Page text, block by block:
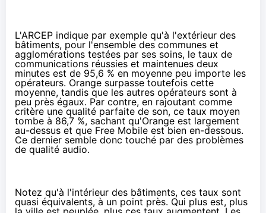
L'ARCEP indique par exemple qu'à l'extérieur des
bâtiments, pour l'ensemble des communes et
agglomérations testées par ses soins, le taux de
communications réussies et maintenues deux
minutes est de 95,6 % en moyenne peu importe les
opérateurs. Orange surpasse toutefois cette
moyenne, tandis que les autres opérateurs sont à
peu près égaux. Par contre, en rajoutant comme
critère une qualité parfaite de son, ce taux moyen
tombe à 86,7 %, sachant qu'Orange est largement
au-dessus et que Free Mobile est bien en-dessous.
Ce dernier semble donc touché par des problèmes
de qualité audio.
Notez qu'à l'intérieur des bâtiments, ces taux sont
quasi équivalents, à un point près. Qui plus est, plus